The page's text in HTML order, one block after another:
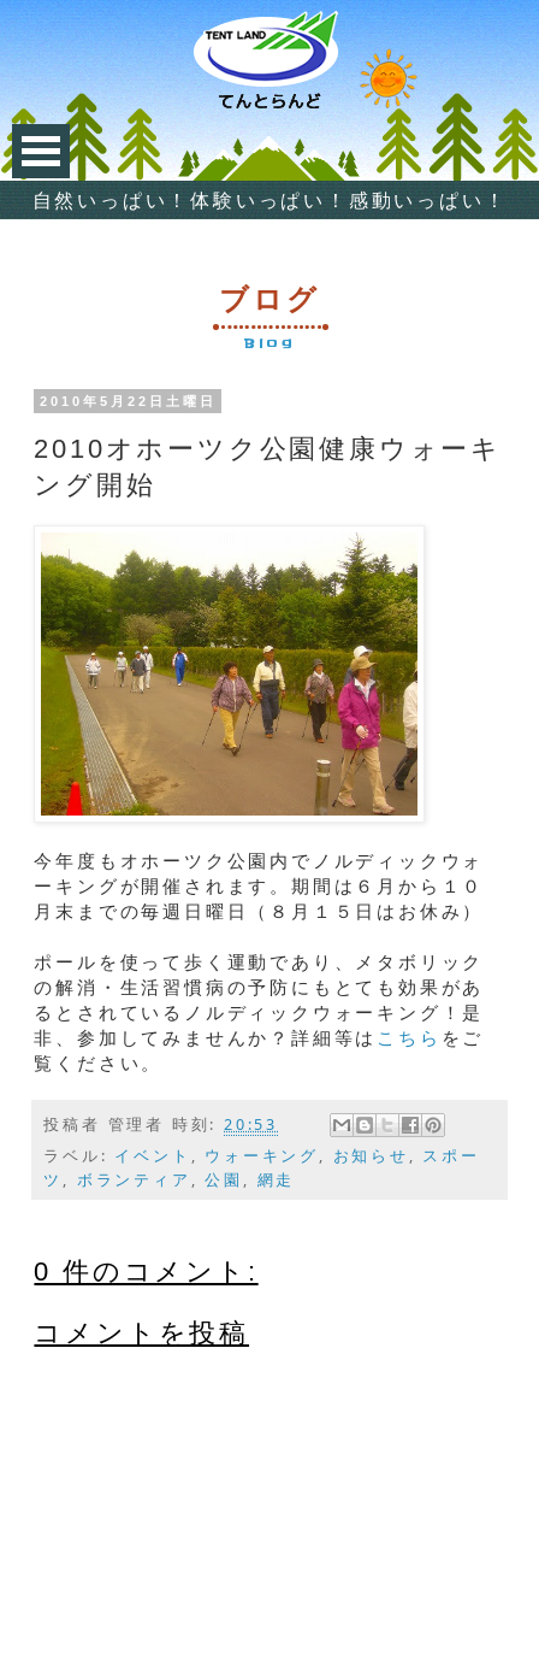
自然いっぱい！体験いっぱい！感動いっぱい！
ブログ
Blog
2010年5月22日土曜日
2010オホーツク公園健康ウォーキ
ング開始
今年度もオホーツク公園内でノルディックウォ
ーキングが開催されます。期間は６月から１０
月末までの毎週日曜日（８月１５日はお休み）
ポールを使って歩く運動であり、メタボリック
の解消・生活習慣病の予防にもとても効果があ
るとされているノルディックウォーキング！是
非、参加してみませんか？詳細等は こちら をご
覧ください。
投稿者 管理者 時刻:20:53
ラベル: イベント , ウォーキング , お知らせ , スポー
ツ , ボランティア ,公園 , 網走
0 件のコメント:
コメントを投稿